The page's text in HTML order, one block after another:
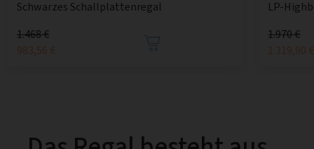
Schwarzes Schallplattenregal
1.468 €
983,56 €
LP-
1.970 €
1.319,90 €